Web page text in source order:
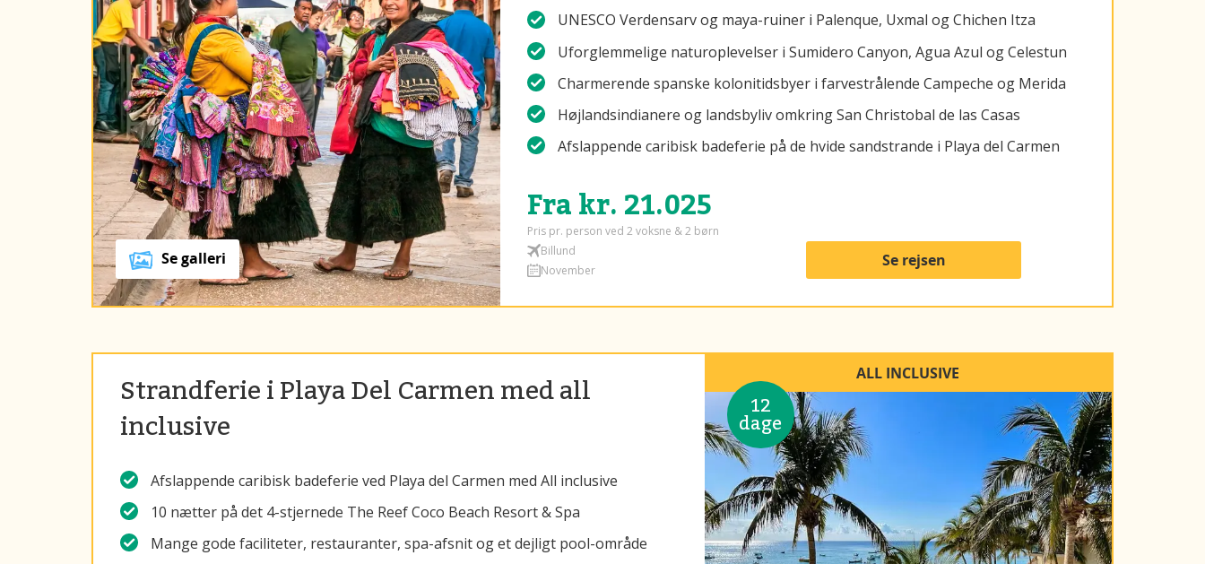
Se galleri
UNESCO Verdensarv og maya-ruiner i Palenque, Uxmal og Chichen Itza
Uforglemmelige naturoplevelser i Sumidero Canyon, Agua Azul og Celestun
Charmerende spanske kolonitidsbyer i farvestrålende Campeche og Merida
Højlandsindianere og landsbyliv omkring San Christobal de las Casas
Afslappende caribisk badeferie på de hvide sandstrande i Playa del Carmen
Fra kr. 21.025
Pris pr. person ved 2 voksne & 2 børn
Billund
November
Se rejsen
12
dage
ALL INCLUSIVE
Strandferie i Playa Del Carmen med all
inclusive
Afslappende caribisk badeferie ved Playa del Carmen med All inclusive
10 nætter på det 4-stjernede The Reef Coco Beach Resort & Spa
Mange gode faciliteter, restauranter, spa-afsnit og et dejligt pool-område